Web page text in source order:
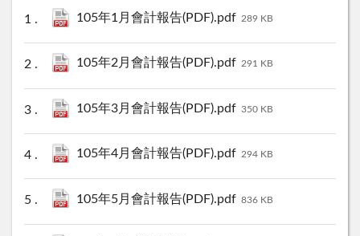
105年1月會計報告(PDF).pdf 289 KB
105年2月會計報告(PDF).pdf 291 KB
105年3月會計報告(PDF).pdf 350 KB
105年4月會計報告(PDF).pdf 294 KB
105年5月會計報告(PDF).pdf 836 KB